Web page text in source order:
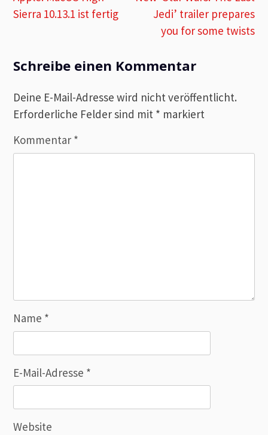
Sierra 10.13.1 ist fertig
Jedi’ trailer prepares
you for some twists
Schreibe einen Kommentar
Deine E-Mail-Adresse wird nicht veröffentlicht.
Erforderliche Felder sind mit * markiert
Kommentar *
Name *
E-Mail-Adresse *
Website